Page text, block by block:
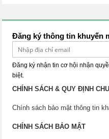
Đăng ký thông tin khuyến
Đăng ký nhận tin cơ hội nhận
biệt.
CHÍNH SÁCH & QUY ĐỊNH
Chính sách bảo mật thông tin
CHÍNH SÁCH BẢO MẬT